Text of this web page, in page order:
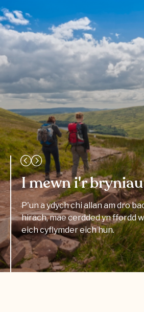
I mewn i'r bryniau
P'un a ydych chi allan am dro
hirach, mae cerdded yn ffordd
eich cyflymder eich hun.